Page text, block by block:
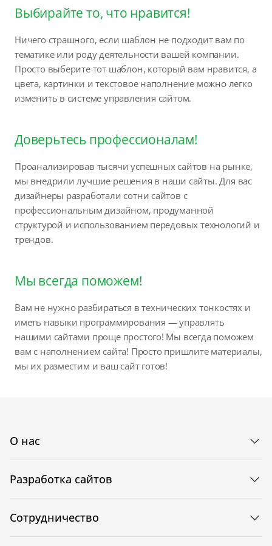
Выбирайте то, что нравится!
Ничего страшного, если шаблон не подходит вам по
тематике или роду деятельности вашей компании.
Просто выберите тот шаблон, который вам нравится, а
цвета, картинки и текстовое наполнение можно легко
изменить в системе управления сайтом.
Доверьтесь профессионалам!
Проанализировав тысячи успешных сайтов на рынке,
мы внедрили лучшие решения в наши сайты. Для вас
дизайнеры разработали сотни сайтов с
профессиональным дизайном, продуманной
структурой и использованием передовых технологий и
трендов.
Мы всегда поможем!
Вам не нужно разбираться в технических тонкостях и
иметь навыки программирования — управлять
нашими сайтами проще простого! Мы всегда поможем
вам с наполнением сайта! Просто пришлите материалы,
мы их разместим и ваш сайт готов!
О нас
Разработка сайтов
Сотрудничество